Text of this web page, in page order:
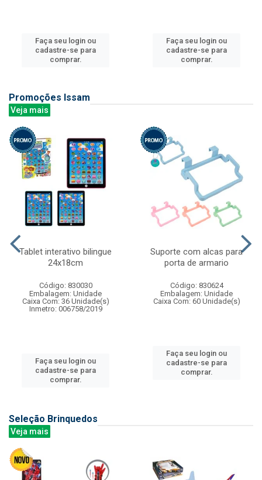
Faça seu login ou
cadastre-se para
comprar.
Faça seu login ou
cadastre-se para
comprar.
Promoções Issam
Veja mais
Tablet interativo bilingue
24x18cm
Código: 830030
Embalagem: Unidade
Caixa Com: 36 Unidade(s)
Inmetro: 006758/2019
Faça seu login ou
cadastre-se para
comprar.
Suporte com alcas para
porta de armario
Código: 830624
Embalagem: Unidade
Caixa Com: 60 Unidade(s)
Faça seu login ou
cadastre-se para
comprar.
Seleção Brinquedos
Veja mais